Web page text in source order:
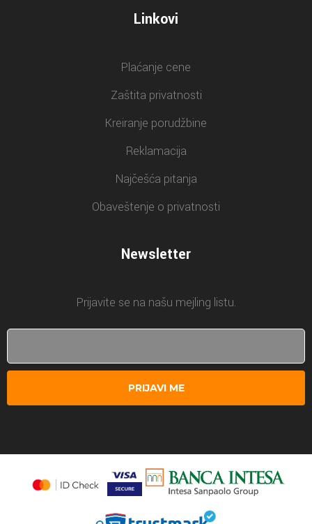
Linkovi
Plaćanje cene
Zaštita privatnosti
Kreiranje porudžbine
Reklamacija
Najčešća pitanja
Obaveštenje o privatnosti
Newsletter
Prijavite se na našu mejling listu.
PRIJAVI ME